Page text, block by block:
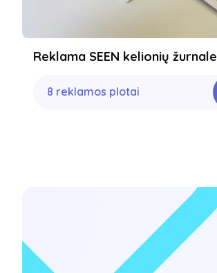
Reklama SEEN kelionių žurnale
8 reklamos plotai